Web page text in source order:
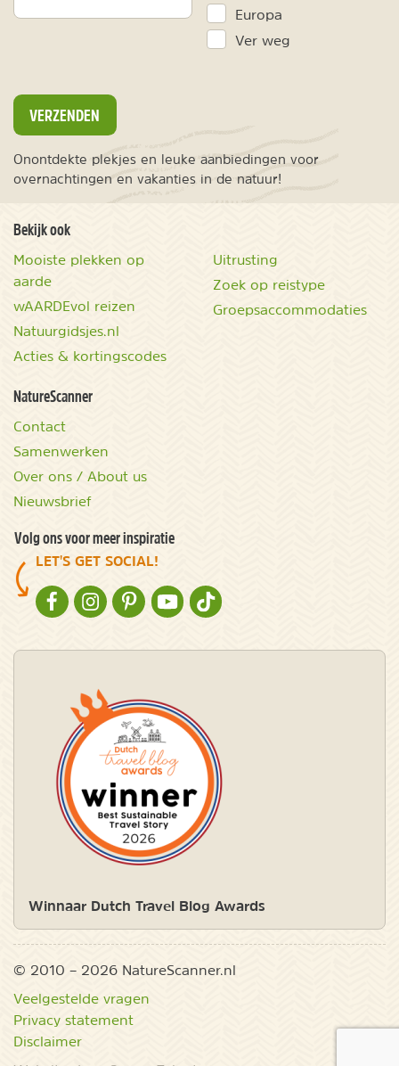
Europa
Ver weg
VERZENDEN
Onontdekte plekjes en leuke aanbiedingen voor
overnachtingen en vakanties in de natuur!
Bekijk ook
Mooiste plekken op
aarde
wAARDEvol reizen
Natuurgidsjes.nl
Acties & kortingscodes
Uitrusting
Zoek op reistype
Groepsaccommodaties
NatureScanner
Contact
Samenwerken
Over ons / About us
Nieuwsbrief
Volg ons voor meer inspiratie
LET'S GET SOCIAL!
NATURESCANNER OP FACEBOOK
NATURESCANNER OP INSTAGRAM
NATURESCANNER OP PINTEREST
NATURESCANNER OP YOUTUBE
NATURESCANNER OP TIKTOK
Winnaar Dutch Travel Blog Awards
© 2010 – 2026 NatureScanner.nl
Veelgestelde vragen
Privacy statement
Disclaimer